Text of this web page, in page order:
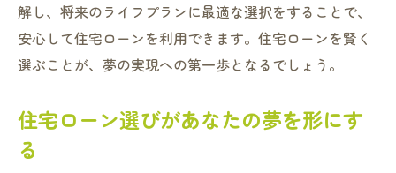
解し、将来のライフプランに最適な選択をすることで、
安心して住宅ローンを利用できます。住宅ローンを賢く
選ぶことが、夢の実現への第一歩となるでしょう。
住宅ローン選びがあなたの夢を形にす
る